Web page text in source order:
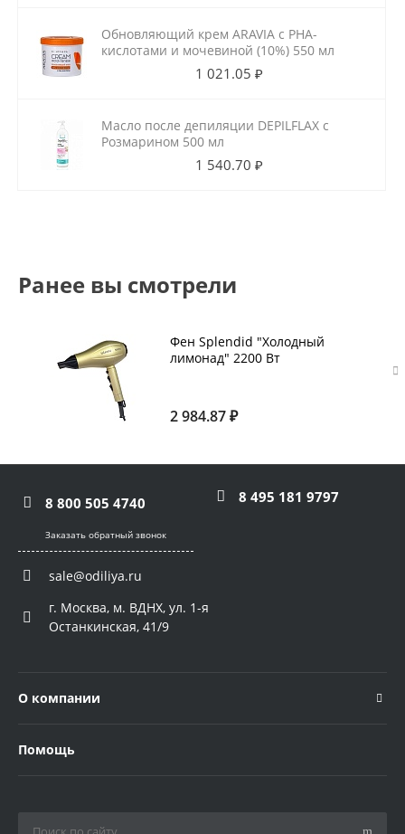
Обновляющий крем ARAVIA с РНА-
кислотами и мочевиной (10%) 550 мл
1 021.05 ₽
Масло после депиляции DEPILFLAX с
Розмарином 500 мл
1 540.70 ₽
Ранее вы смотрели
Фен Splendid "Холодный
лимонад" 2200 Вт
2 984.87 ₽
8 800 505 4740 8 495 181 9797
Заказать обратный звонок
sale@odiliya.ru
г. Москва, м. ВДНХ, ул. 1-я
Останкинская, 41/9
О компании
Помощь